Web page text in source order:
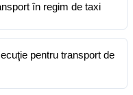
în regim de taxi
pentru transport de